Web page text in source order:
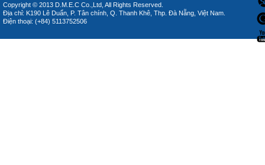
Copyright © 2013 D.M.E.C Co.,Ltd, All Rights Reserved.
Địa chỉ: K190 Lê Duẩn, P. Tân chính, Q. Thanh Khê, Thp. Đà Nẵng, Việt Nam.
Điện thoại: (+84) 5113752506